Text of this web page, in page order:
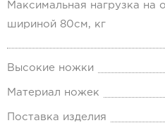
Максимальная нагрузка на
шириной 80см, кг
Высокие ножки
Материал ножек
Поставка изделия